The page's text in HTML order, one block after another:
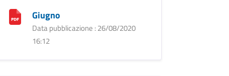
Giugno
Data pubblicazione : 26/08/2020
16:12